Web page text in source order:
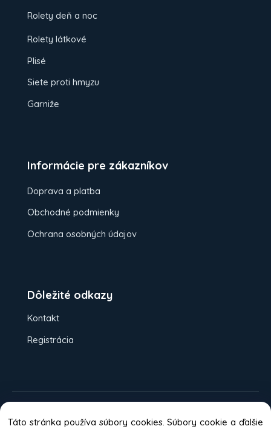
Rolety deň a noc
Rolety látkové
Plisé
Siete proti hmyzu
Garniže
Informácie pre zákazníkov
Doprava a platba
Obchodné podmienky
Ochrana osobných údajov
Dôležité odkazy
Kontakt
Registrácia
kartou
Bankový prevod
Táto stránka používa súbory cookies. Súbory cookie a ďalšie